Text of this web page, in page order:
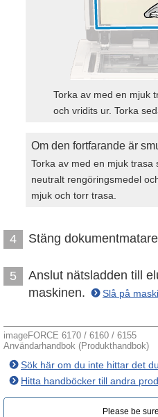
Torka av med en mjuk
och vridits ur. Torka
Om den fortfarande är
Torka av med en mjuk trasa
neutralt rengöringsmedel
mjuk och torr trasa.
4 Stäng
5
Anslut nätsladden till
maskinen.
Slå på
imageFORCE 6170 / 6160 / 6155
Användarhandbok (Produkthandbok)
Sök här om du inte hittar det
Hitta handböcker till andra
Please be